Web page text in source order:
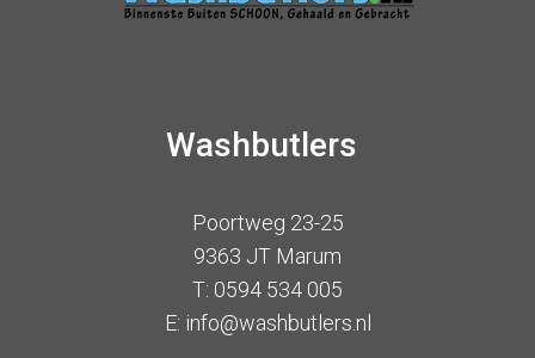
Washbutlers
Poortweg 23-25
9363 JT Marum
T: 0594 534 005
E: info@washbutlers.nl